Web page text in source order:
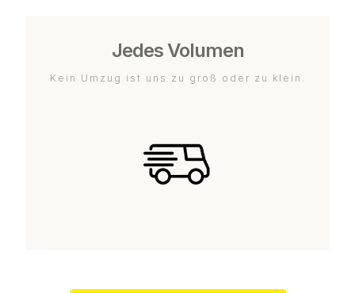
Jedes Volumen
Kein Umzug ist uns zu groß oder zu klein.